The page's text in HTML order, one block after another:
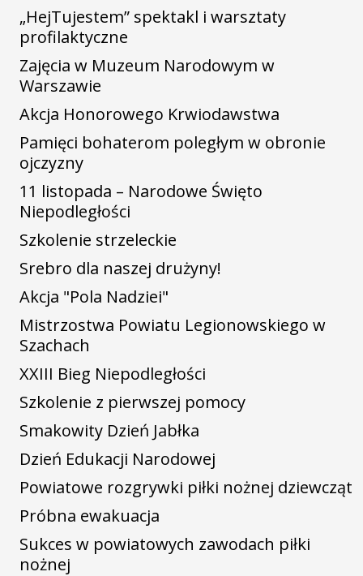
„HejTujestem” spektakl i warsztaty
profilaktyczne
Zajęcia w Muzeum Narodowym w
Warszawie
Akcja Honorowego Krwiodawstwa
Pamięci bohaterom poległym w obronie
ojczyzny
11 listopada – Narodowe Święto
Niepodległości
Szkolenie strzeleckie
Srebro dla naszej drużyny!
Akcja "Pola Nadziei"
Mistrzostwa Powiatu Legionowskiego w
Szachach
XXIII Bieg Niepodległości
Szkolenie z pierwszej pomocy
Smakowity Dzień Jabłka
Dzień Edukacji Narodowej
Powiatowe rozgrywki piłki nożnej dziewcząt
Próbna ewakuacja
Sukces w powiatowych zawodach piłki
nożnej